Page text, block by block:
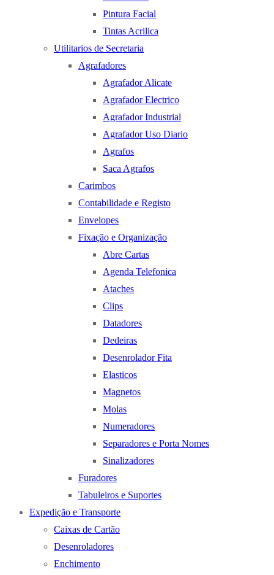
Pintura Facial
Tintas Acrilica
Utilitarios de Secretaria
Agrafadores
Agrafador Alicate
Agrafador Electrico
Agrafador Industrial
Agrafador Uso Diario
Agrafos
Saca Agrafos
Carimbos
Contabilidade e Registo
Envelopes
Fixação e Organização
Abre Cartas
Agenda Telefonica
Ataches
Clips
Datadores
Dedeiras
Desenrolador Fita
Elasticos
Magnetos
Molas
Numeradores
Separadores e Porta Nomes
Sinalizadores
Furadores
Tabuleiros e Suportes
Expedição e Transporte
Caixas de Cartão
Desenroladores
Enchimento